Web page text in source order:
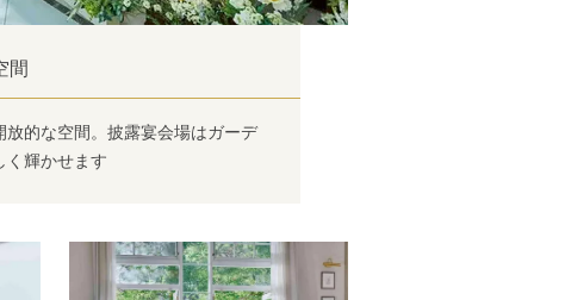
間
的な空間。披露宴会場はガーデ
く輝かせます